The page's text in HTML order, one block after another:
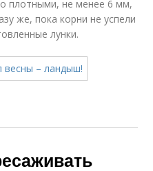
плотными, не менее 6 мм,
же, пока корни не успели
лунки.